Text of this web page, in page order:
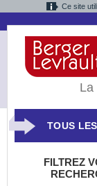
Ce site
La
TOUS
FILTREZ